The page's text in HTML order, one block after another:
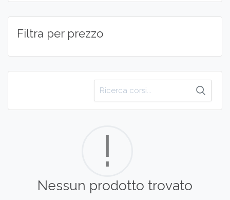
Cerca
per:
!
Nessun prodotto trovato
Filtra per prezzo